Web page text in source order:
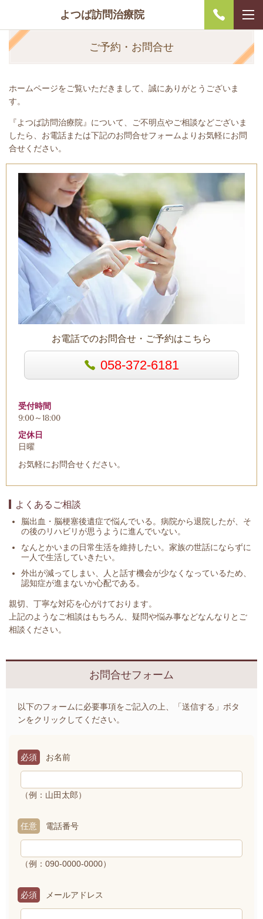
よつば訪問治療院
ご予約・お問合せ
ホームページをご覧いただきまして、誠にありがとうございま
す。
『よつば訪問治療院』について、ご不明点やご相談などございま
したら、お電話または下記のお問合せフォームよりお気軽にお問
合せください。
お電話でのお問合せ・ご予約はこちら
058-372-6181
受付時間
9:00～18:00
定休日
日曜
お気軽にお問合せください。
よくあるご相談
脳出血・脳梗塞後遺症で悩んでいる。病院から退院したが、そ
の後のリハビリが思うように進んでいない。
なんとかいまの日常生活を維持したい。家族の世話にならずに
一人で生活していきたい。
外出が減ってしまい、人と話す機会が少なくなっているため、
認知症が進まないか心配である。
親切、丁寧な対応を心がけております。
上記のようなご相談はもちろん、疑問や悩み事などなんなりとご
相談ください。
お問合せフォーム
以下のフォームに必要事項をご記入の上、「送信する」ボタ
ンをクリックしてください。
お名前
必須
（例：山田太郎）
電話番号
任意
（例：090-0000-0000）
メールアドレス
必須